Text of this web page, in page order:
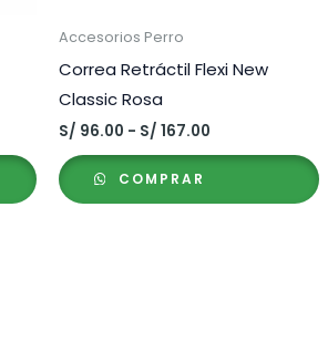
Accesorios Perro
Correa Retráctil Flexi New
Classic Rosa
S/ 96.00 - S/ 167.00Rango
S/ 96.00
COMPRAR